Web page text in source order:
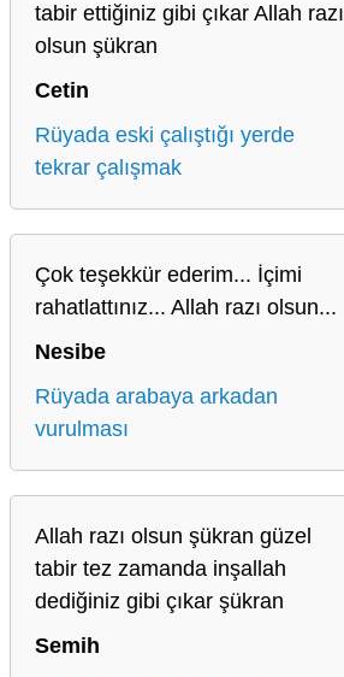
tabir ettiğiniz gibi çıkar Allah razı
olsun şükran
Cetin
Rüyada eski çalıştığı yerde
tekrar çalışmak
Çok teşekkür ederim... İçimi
rahatlattınız... Allah razı olsun...
Nesibe
Rüyada arabaya arkadan
vurulması
Allah razı olsun şükran güzel
tabir tez zamanda inşallah
dediğiniz gibi çıkar şükran
Semih